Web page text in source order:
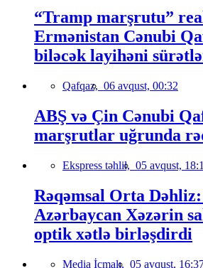
“Tramp marşrutu”
Ermənistan Cənubi
biləcək layihəni
Qafqaz, 06 avqust, 00:32
ABŞ və Çin Cənubi
marşrutlar uğrunda
Ekspress təhlil, 05 avqust,
Rəqəmsal Orta Dəhliz:
Azərbaycan Xəzərin
optik xətlə birləşdirdi
Media İcmalı, 05 avqust,